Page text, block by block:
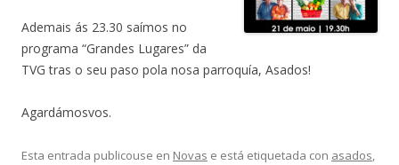
Ademais ás 23.30 saímos no
programa “Grandes Lugares” da
TVG tras o seu paso pola nosa parroquía, Asados!
Agardámosvos.
Esta entrada publicouse en Novas e está etiquetada con asados,